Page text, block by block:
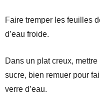
Faire tremper les feuilles
d’eau froide.
Dans un plat creux,
sucre, bien remuer pour
verre d’eau.